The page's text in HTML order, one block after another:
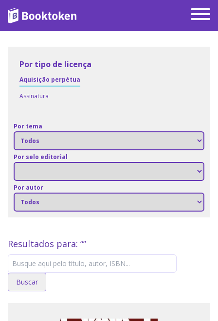
Por tipo de licença
Aquisição perpétua
Assinatura
Por tema
Por selo editorial
Por autor
Resultados para: “”
Buscar